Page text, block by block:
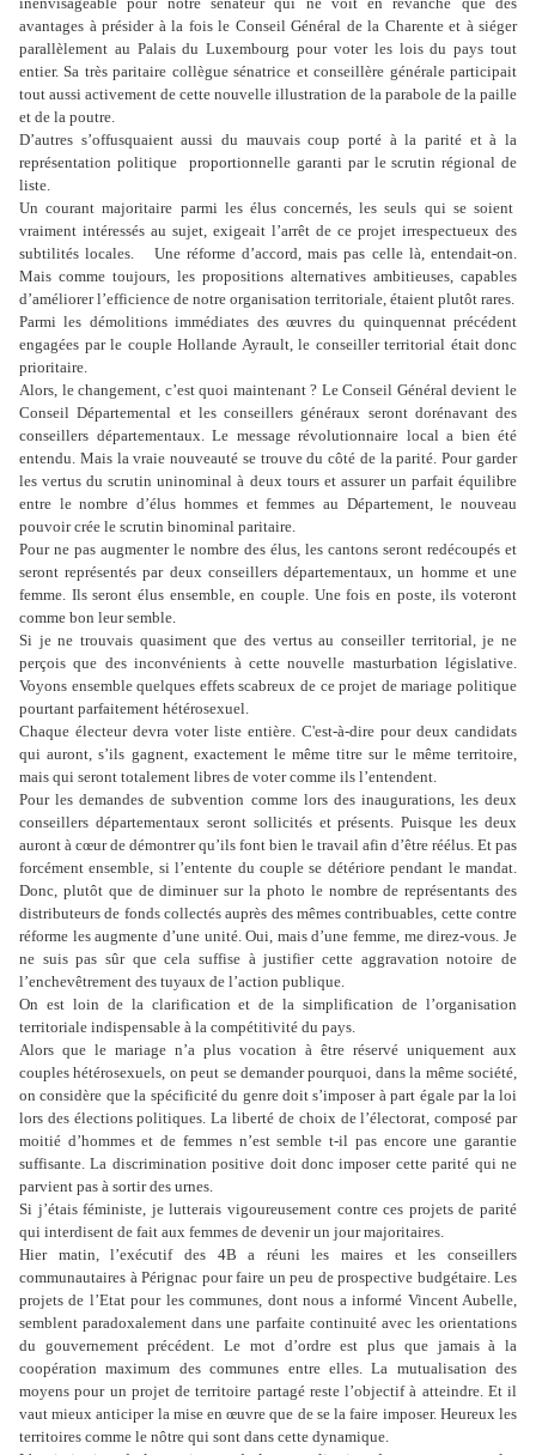
avantages à présider à la fois le Conseil Général de la Charente et à siéger
parallèlement au Palais du Luxembourg pour voter les lois du pays tout
entier. Sa très paritaire collègue sénatrice et conseillère générale participait
tout aussi activement de cette nouvelle illustration de la parabole de la paille
et de la poutre.
D’autres s’offusquaient aussi du mauvais coup porté à la parité et à la
représentation politique
proportionnelle garanti par le scrutin régional de
liste.
Un courant majoritaire parmi les élus concernés, les seuls qui se soient
vraiment intéressés au sujet, exigeait l’arrêt de ce projet irrespectueux des
subtilités locales.
Une réforme d’accord, mais pas celle là, entendait-on.
Mais comme toujours, les propositions alternatives ambitieuses, capables
d’améliorer l’efficience de notre organisation territoriale, étaient plutôt rares.
Parmi les démolitions immédiates des œuvres du quinquennat précédent
engagées par le couple Hollande Ayrault, le conseiller territorial était donc
prioritaire.
Alors, le changement, c’est quoi maintenant ? Le Conseil Général devient le
Conseil Départemental et les conseillers généraux seront dorénavant des
conseillers départementaux. Le message révolutionnaire local a bien été
entendu. Mais la vraie nouveauté se trouve du côté de la parité. Pour garder
les vertus du scrutin uninominal à deux tours et assurer un parfait équilibre
entre le nombre d’élus hommes et femmes au Département, le nouveau
pouvoir crée le scrutin binominal paritaire.
Pour ne pas augmenter le nombre des élus, les cantons seront redécoupés et
seront représentés par deux conseillers départementaux, un homme et une
femme. Ils seront élus ensemble, en couple. Une fois en poste, ils voteront
comme bon leur semble.
Si je ne trouvais quasiment que des vertus au conseiller territorial, je ne
perçois que des inconvénients à cette nouvelle masturbation législative.
Voyons ensemble quelques effets scabreux de ce projet de mariage politique
pourtant parfaitement hétérosexuel.
Chaque électeur devra voter liste entière. C'est-à-dire pour deux candidats
qui auront, s’ils gagnent, exactement le même titre sur le même territoire,
mais qui seront totalement libres de voter comme ils l’entendent.
Pour les demandes de subvention comme lors des inaugurations, les deux
conseillers départementaux seront sollicités et présents. Puisque les deux
auront à cœur de démontrer qu’ils font bien le travail afin d’être réélus. Et pas
forcément ensemble, si l’entente du couple se détériore pendant le mandat.
Donc, plutôt que de diminuer sur la photo le nombre de représentants des
distributeurs de fonds collectés auprès des mêmes contribuables, cette contre
réforme les augmente d’une unité. Oui, mais d’une femme, me direz-vous. Je
ne suis pas sûr que cela suffise à justifier cette aggravation notoire de
l’enchevêtrement des tuyaux de l’action publique.
On est loin de la clarification et de la simplification de l’organisation
territoriale indispensable à la compétitivité du pays.
Alors que le mariage n’a plus vocation à être réservé uniquement aux
couples hétérosexuels, on peut se demander pourquoi, dans la même société,
on considère que la spécificité du genre doit s’imposer à part égale par la loi
lors des élections politiques. La liberté de choix de l’électorat, composé par
moitié d’hommes et de femmes n’est semble t-il pas encore une garantie
suffisante. La discrimination positive doit donc imposer cette parité qui ne
parvient pas à sortir des urnes.
Si j’étais féministe, je lutterais vigoureusement contre ces projets de parité
qui interdisent de fait aux femmes de devenir un jour majoritaires.
Hier matin, l’exécutif des 4B a réuni les maires et les conseillers
communautaires à Pérignac pour faire un peu de prospective budgétaire. Les
projets de l’Etat pour les communes, dont nous a informé Vincent Aubelle,
semblent paradoxalement dans une parfaite continuité avec les orientations
du gouvernement précédent. Le mot d’ordre est plus que jamais à la
coopération maximum des communes entre elles. La mutualisation des
moyens pour un projet de territoire partagé reste l’objectif à atteindre. Et il
vaut mieux anticiper la mise en œuvre que de se la faire imposer. Heureux les
territoires comme le nôtre qui sont dans cette dynamique.